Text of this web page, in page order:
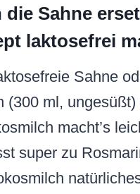
die Sahne
laktosefrei
Sahne
(300 ml,
macht’s
super zu